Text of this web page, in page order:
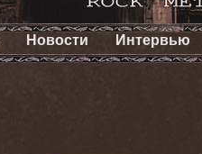
Новости Интервью